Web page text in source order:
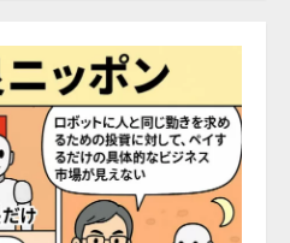
ジェントOS」「営業領域
化LLM」の開発とAI研究
リード
08/07/10:54:31
発の推進に向けて
Technologies JSC.」と業